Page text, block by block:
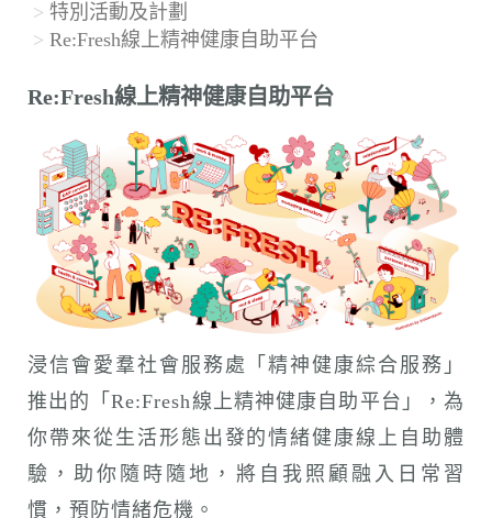
特別活動及計劃
Re:Fresh線上精神健康自助平台
Re:Fresh線上精神健康自助平台
浸信會愛羣社會服務處「精神健康綜合服務」
推出的「Re:Fresh線上精神健康自助平台」，為
你帶來從生活形態出發的情緒健康線上自助體
驗，助你隨時隨地，將自我照顧融入日常習
慣，預防情緒危機。